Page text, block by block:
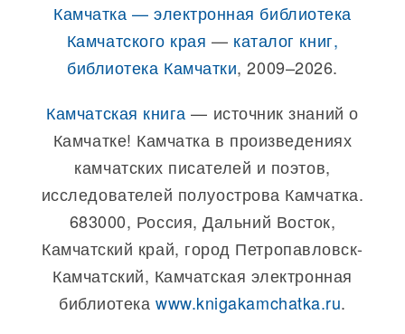
Камчатка — электронная библиотека
Камчатского края — каталог книг,
библиотека Камчатки, 2009–2026.
Камчатская книга — источник знаний о
Камчатке! Камчатка в произведениях
камчатских писателей и поэтов,
исследователей полуострова Камчатка.
683000, Россия, Дальний Восток,
Камчатский край, город Петропавловск-
Камчатский, Камчатская электронная
библиотекаwww.knigakamchatka.ru.